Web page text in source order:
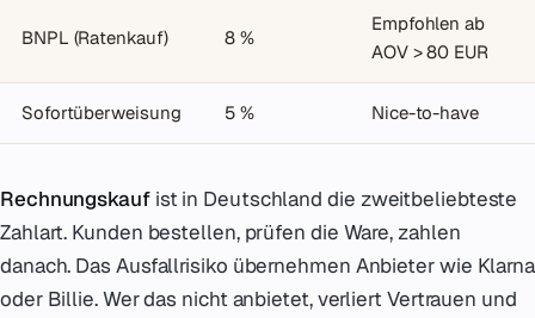
BNPL (Ratenkauf) 8 %
Empfohlen ab
AOV > 80 EUR
Sofortüberweisung 5 % Nice-to-have
Rechnungskaufist in Deutschland die zweitbeliebteste
Zahlart. Kunden bestellen, prüfen die Ware, zahlen
danach. Das Ausfallrisiko übernehmen Anbieter wie Klarna
oder Billie. Wer das nicht anbietet, verliert Vertrauen und